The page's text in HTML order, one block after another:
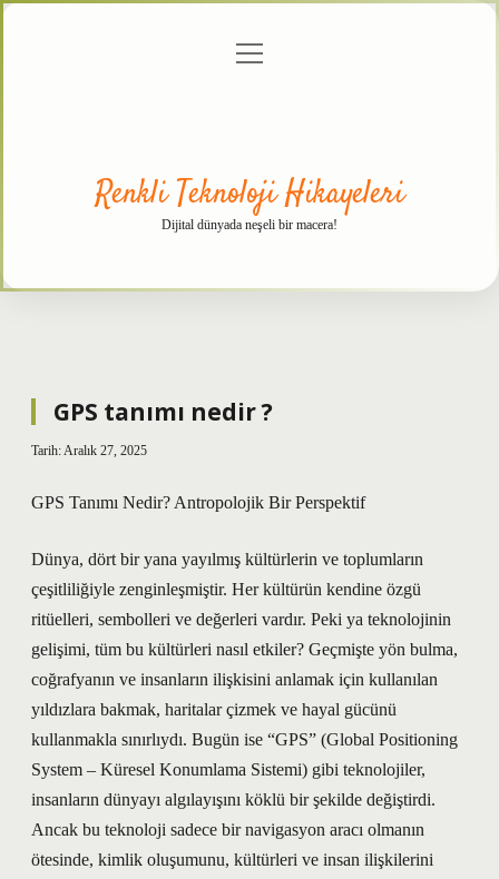
menüyü
Renkli Teknoloji Hikayeleri
Dijital dünyada neşeli bir macera!
GPS tanımı nedir ?
Tarih: Aralık 27, 2025
GPS Tanımı Nedir? Antropolojik Bir Perspektif
Dünya, dört bir yana yayılmış kültürlerin ve toplumların
çeşitliliğiyle zenginleşmiştir. Her kültürün kendine özgü
ritüelleri, sembolleri ve değerleri vardır. Peki ya teknolojinin
gelişimi, tüm bu kültürleri nasıl etkiler? Geçmişte yön bulma,
coğrafyanın ve insanların ilişkisini anlamak için kullanılan
yıldızlara bakmak, haritalar çizmek ve hayal gücünü
kullanmakla sınırlıydı. Bugün ise “GPS” (Global Positioning
System – Küresel Konumlama Sistemi) gibi teknolojiler,
insanların dünyayı algılayışını köklü bir şekilde değiştirdi.
Ancak bu teknoloji sadece bir navigasyon aracı olmanın
ötesinde, kimlik oluşumunu, kültürleri ve insan ilişkilerini